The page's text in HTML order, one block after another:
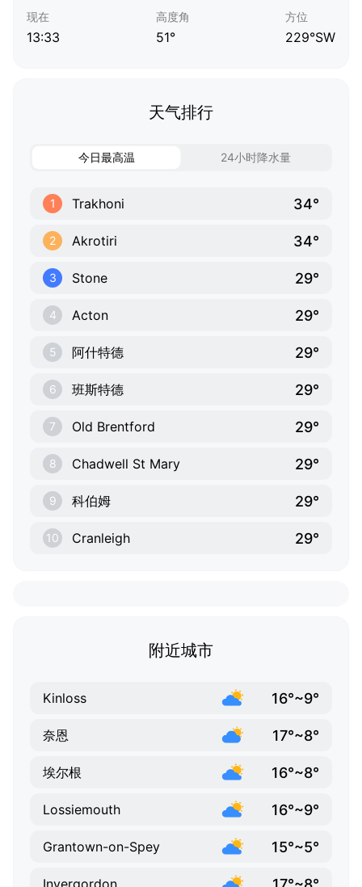
现在
13:33
高度角
51°
方位
229°SW
天气排行
今日最高温 24小时降水量
1 Trakhoni 34°
2 Akrotiri 34°
3 Stone 29°
4 Acton 29°
5 阿什特德 29°
6 班斯特德 29°
7 Old Brentford 29°
8 Chadwell St Mary 29°
9 科伯姆 29°
10 Cranleigh 29°
附近城市
Kinloss 16°~9°
奈恩 17°~8°
埃尔根 16°~8°
Lossiemouth 16°~9°
Grantown-on-Spey 15°~5°